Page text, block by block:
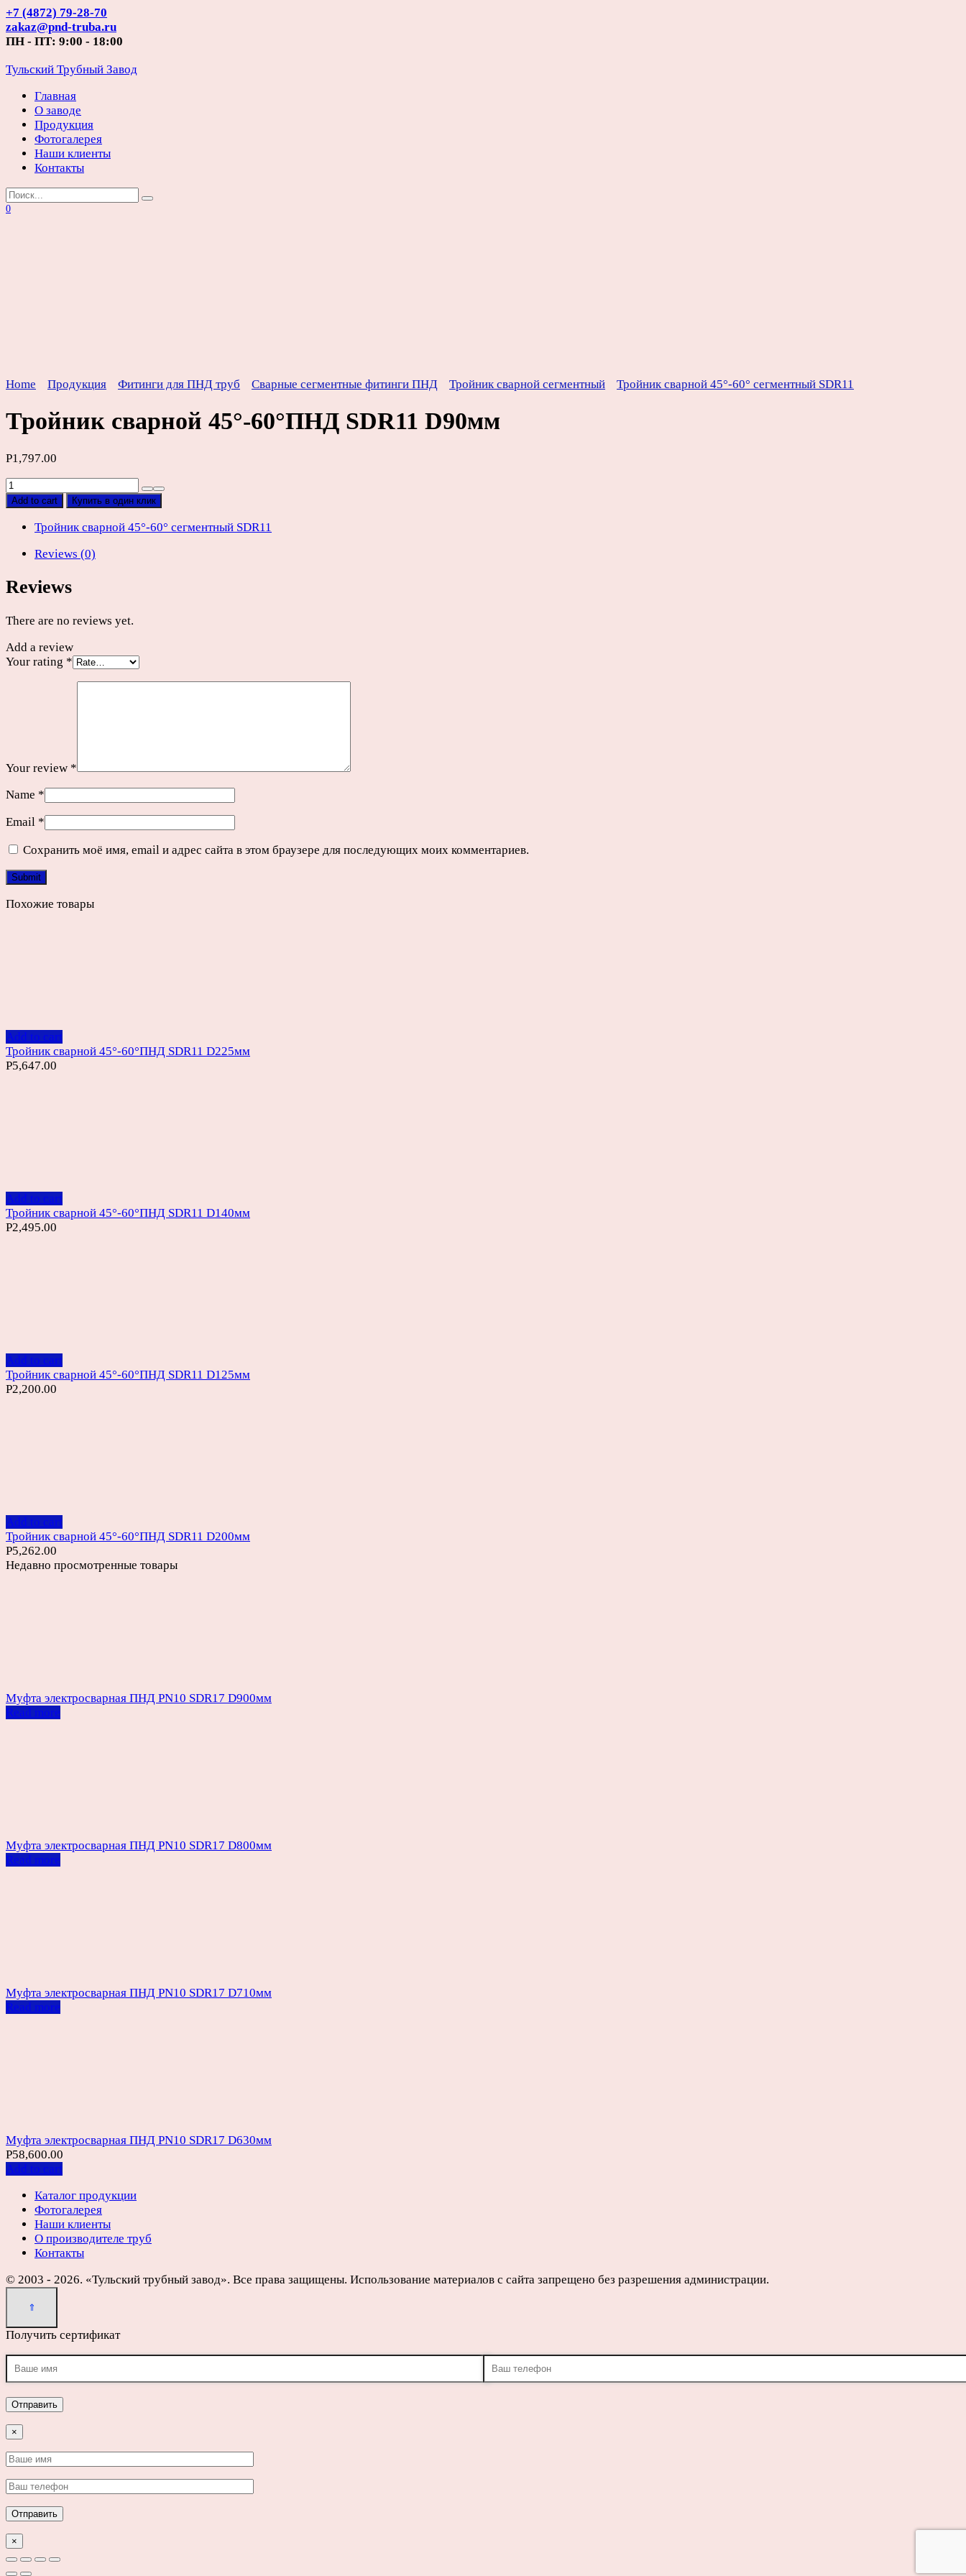
Перейти
к
содержанию
+7 (4872) 79-28-70
zakaz@pnd-truba.ru
ПН - ПТ: 9:00 - 18:00
Тульский Трубный Завод
Главная
О заводе
Продукция
Фотогалерея
Наши клиенты
Контакты
Search
for:
0
Home Продукция Фитинги для ПНД труб Сварные сегментные фитинги ПНД Тройник сварной сегментный Тройник сварной 45°-60° сегментный SDR11
Тройник сварной 45°-60°ПНД SDR11 D90мм
Р1,797.00
Тройник
сварной
SDR11
quantity
Add to cart Купить в один клик
Тройник сварной 45°-60° сегментный SDR11
Reviews (0)
Reviews
There are no reviews yet.
Add a review
Your rating *
Your review *
Name *
Email *
Сохранить моё имя, email и адрес сайта в этом браузере для последующих моих комментариев.
Похожие товары
Add to cart
Тройник сварной 45°-60°ПНД SDR11 D225мм
Р5,647.00
Add to cart
Тройник сварной 45°-60°ПНД SDR11 D140мм
Р2,495.00
Add to cart
Тройник сварной 45°-60°ПНД SDR11 D125мм
Р2,200.00
Add to cart
Тройник сварной 45°-60°ПНД SDR11 D200мм
Р5,262.00
Недавно просмотренные товары
Муфта электросварная ПНД PN10 SDR17 D900мм
Read more
Муфта электросварная ПНД PN10 SDR17 D800мм
Read more
Муфта электросварная ПНД PN10 SDR17 D710мм
Read more
Муфта электросварная ПНД PN10 SDR17 D630мм
Р58,600.00
Add to cart
Каталог продукции
Фотогалерея
Наши клиенты
О производителе труб
Контакты
© 2003 - 2026. «Тульский трубный завод». Все права защищены. Использование материалов с сайта запрещено без разрешения администрации.
Получить сертификат
×
×